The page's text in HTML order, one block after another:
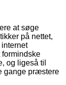
at søge
på nettet,
og ligeså til
gange præstere